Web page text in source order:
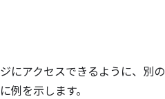
にアクセスできるように、別の
例を示します。